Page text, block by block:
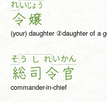
れい
令
じょ う
嬢
(your) daughter ②daughter of a
そ う
総
し
司
れい
令
かん
官
commander-in-chief